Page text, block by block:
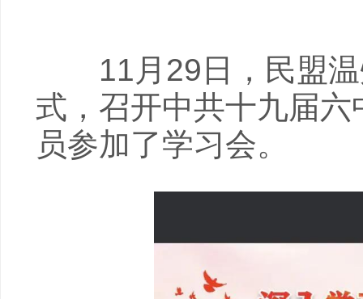
11月29日，民盟温
式，召开中共十九届
员参加了学习会。